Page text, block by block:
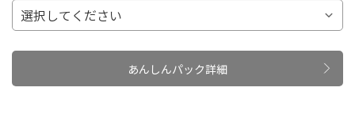
あんしんパック詳細